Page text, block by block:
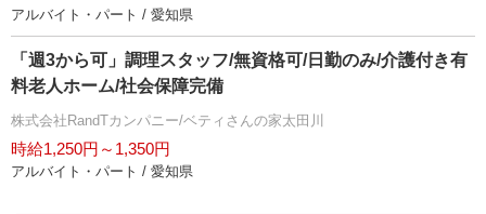
アルバイト・パート / 愛知県
「週3から可」調理スタッフ/無資格可/日勤のみ/介護付き有
料老人ホーム/社会保障完備
株式会社RandTカンパニー/ベティさんの家太田川
時給1,250円～1,350円
アルバイト・パート / 愛知県